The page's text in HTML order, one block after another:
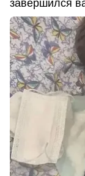
завершился